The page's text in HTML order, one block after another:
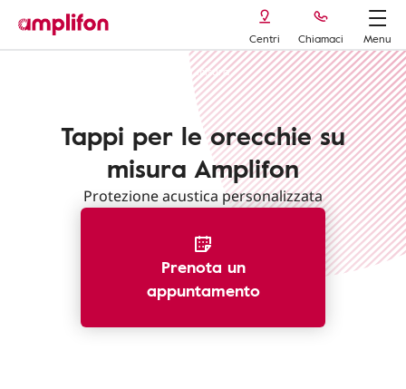
Centri Chiamaci
Menu
Tappi su misura
Tappi per le orecchie su
misura Amplifon
Protezione acustica personalizzata
Prenota un
appuntamento